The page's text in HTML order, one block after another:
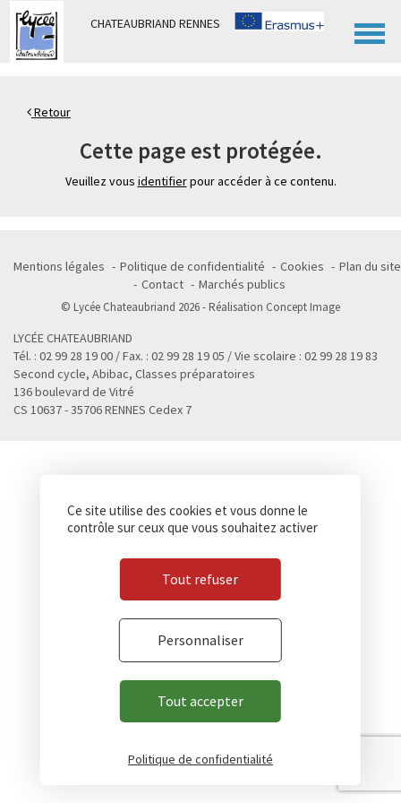
CHATEAUBRIAND RENNES
Retour
Cette page est protégée.
Veuillez vous identifierpour accéder à ce contenu.
Mentions légales Politique de confidentialité Cookies
Plan du site
Contact
Marchés publics
© Lycée Chateaubriand 2026 - Réalisation Concept Image
LYCÉE CHATEAUBRIAND
Tél. : 02 99 28 19 00 / Fax. : 02 99 28 19 05 / Vie scolaire : 02 99 28 19 83
Second cycle, Abibac, Classes préparatoires
136 boulevard de Vitré
CS 10637 - 35706 RENNES Cedex 7
Panneau de gestion des cookies
Ce site utilise des cookies et vous donne le
contrôle sur ceux que vous souhaitez activer
Tout accepter
Tout refuser
Personnaliser
Politique de confidentialité